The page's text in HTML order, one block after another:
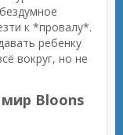
к *провалу*.
ребенку
вокруг, но не
Bloons